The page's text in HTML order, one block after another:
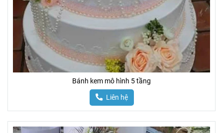
Bánh kem mô hình 5 tầng
Liên hệ